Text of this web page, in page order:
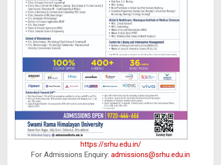
https://srhu.edu.in/
For Admissions Enquiry: admissions@srhu.edu.in